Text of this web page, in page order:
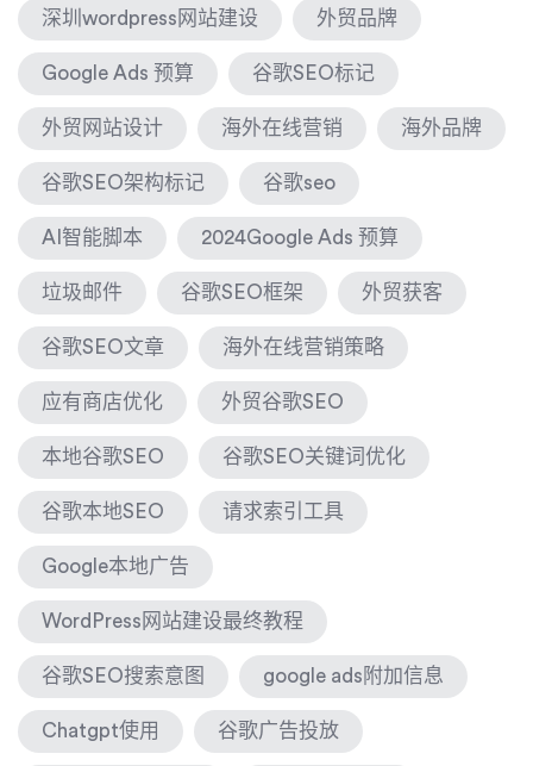
深圳wordpress网站建设 外贸品牌
Google Ads 预算 谷歌SEO标记
外贸网站设计 海外在线营销 海外品牌
谷歌SEO架构标记 谷歌seo
AI智能脚本 2024Google Ads 预算
垃圾邮件 谷歌SEO框架 外贸获客
谷歌SEO文章 海外在线营销策略
应有商店优化 外贸谷歌SEO
本地谷歌SEO 谷歌SEO关键词优化
谷歌本地SEO 请求索引工具
Google本地广告
WordPress网站建设最终教程
谷歌SEO搜索意图 google ads附加信息
Chatgpt使用 谷歌广告投放